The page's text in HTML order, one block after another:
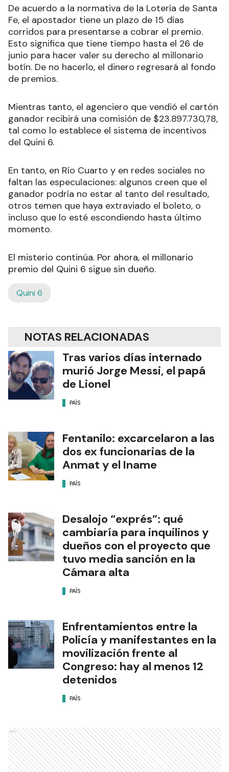
De acuerdo a la normativa de la Lotería de Santa
Fe, el apostador tiene un plazo de 15 días
corridos para presentarse a cobrar el premio.
Esto significa que tiene tiempo hasta el 26 de
junio para hacer valer su derecho al millonario
botín. De no hacerlo, el dinero regresará al fondo
de premios.
Mientras tanto, el agenciero que vendió el cartón
ganador recibirá una comisión de $23.897.730,78,
tal como lo establece el sistema de incentivos
del Quini 6.
En tanto, en Río Cuarto y en redes sociales no
faltan las especulaciones: algunos creen que el
ganador podría no estar al tanto del resultado,
otros temen que haya extraviado el boleto, o
incluso que lo esté escondiendo hasta último
momento.
El misterio continúa. Por ahora, el millonario
premio del Quini 6 sigue sin dueño.
Quini 6
NOTAS RELACIONADAS
Tras varios días internado
murió Jorge Messi, el papá
de Lionel
PAÍS
Fentanilo: excarcelaron a las
dos ex funcionarias de la
Anmat y el Iname
PAÍS
Desalojo “exprés”: qué
cambiaría para inquilinos y
dueños con el proyecto que
tuvo media sanción en la
Cámara alta
PAÍS
Enfrentamientos entre la
Policía y manifestantes en la
movilización frente al
Congreso: hay al menos 12
detenidos
PAÍS
Ads